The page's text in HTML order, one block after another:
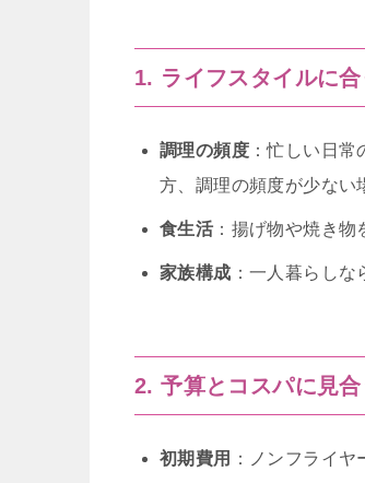
1. ライフスタイルに
調理の頻度 ：忙しい日
方、調理の頻度が少ない
食生活 ：揚げ物や焼き
家族構成 ：一人暮らし
2. 予算とコスパに見
初期費用
：ノンフライ